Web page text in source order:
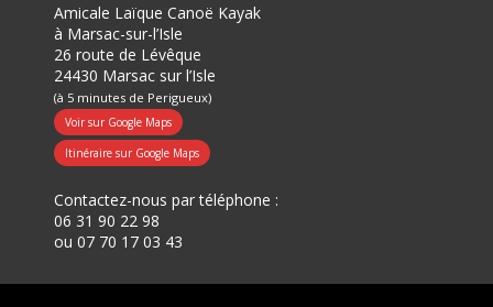
Amicale Laïque Canoë Kayak
à Marsac-sur-l’Isle
26 route de Lévêque
24430 Marsac sur l’Isle
(à 5 minutes de Perigueux)
Voir sur Google Maps
Itinéraire sur Google Maps
Contactez-nous par téléphone :
06 31 90 22 98
ou 07 70 17 03 43